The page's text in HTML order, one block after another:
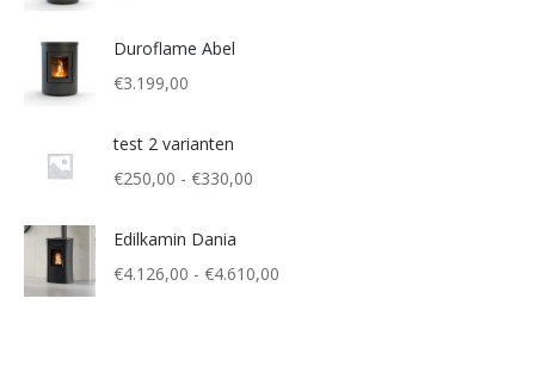
Duroflame Abel
€3.199,00
test 2 varianten
€250,00 - €330,00
€330,00
Edilkamin Dania
€4.126,00 - €4.610,00